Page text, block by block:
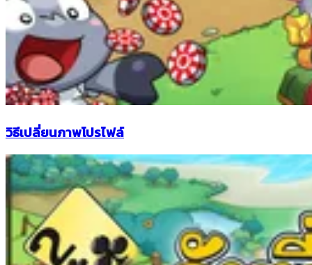
วิธีเปลี่ยนภาพโปรไฟล์